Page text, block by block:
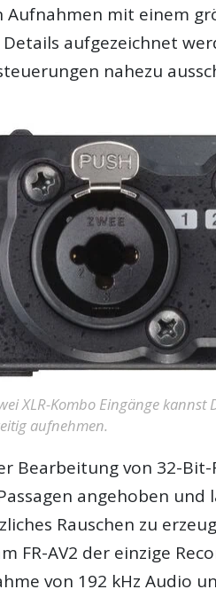
Aufnahmen mit einem
aufgezeichnet
nahezu
XLR-Kombo Eingänge
aufnehmen.
Bearbeitung von 32-
angehoben
Rauschen zu
FR-AV2 der einzige
von 192 kHz Audio